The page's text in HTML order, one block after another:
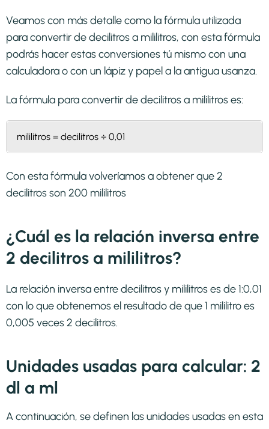
Veamos con más detalle como la fórmula utilizada
para convertir de decilitros a mililitros, con esta fórmula
podrás hacer estas conversiones tú mismo con una
calculadora o con un lápiz y papel a la antigua usanza.
La fórmula para convertir dedecilitros a mililitroses:
mililitros = decilitros ÷ 0,01
Con esta fórmula volveríamos a obtener que 2
decilitros son 200 mililitros
¿Cuál es la relación inversa entre
2 decilitros a mililitros?
La relación inversa entre decilitros y mililitros es de 1:0,01
con lo que obtenemos el resultado de que 1 mililitro es
0,005 veces 2 decilitros.
Unidades usadas para calcular: 2
dl a ml
A continuación, se definen las unidades usadas en esta